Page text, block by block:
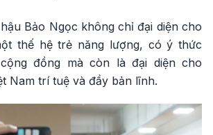
Bảo Ngọc không chỉ đại diện cho
thế hệ trẻ năng lượng, có ý thức
đồng mà còn là đại diện cho
Nam trí tuệ và đầy bản lĩnh.